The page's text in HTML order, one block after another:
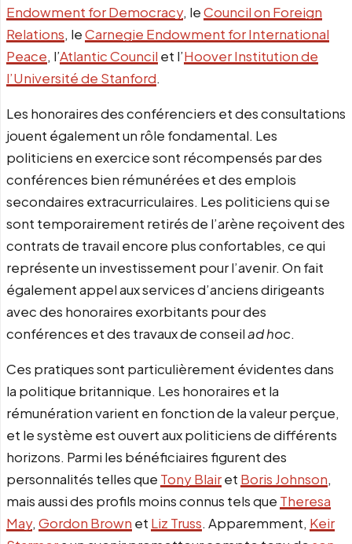
Endowment for Democracy, leCouncil on Foreign
Relations, leCarnegie Endowment for International
Peace, l’Atlantic Council et l’Hoover Institution de
l’Université de Stanford.
Les honoraires des conférenciers et des consultations
jouent également un rôle fondamental. Les
politiciens en exercice sont récompensés par des
conférences bien rémunérées et des emplois
secondaires extracurriculaires. Les politiciens qui se
sont temporairement retirés de l’arène reçoivent des
contrats de travail encore plus confortables, ce qui
représente un investissement pour l’avenir. On fait
également appel aux services d’anciens dirigeants
avec des honoraires exorbitants pour des
conférences et des travaux de conseilad hoc.
Ces pratiques sont particulièrement évidentes dans
la politique britannique. Les honoraires et la
rémunération varient en fonction de la valeur perçue,
et le système est ouvert aux politiciens de différents
horizons. Parmi les bénéficiaires figurent des
personnalités telles que Tony Blairet Boris Johnson,
mais aussi des profils moins connus tels que Theresa
May, Gordon Brown et Liz Truss. Apparemment, Keir